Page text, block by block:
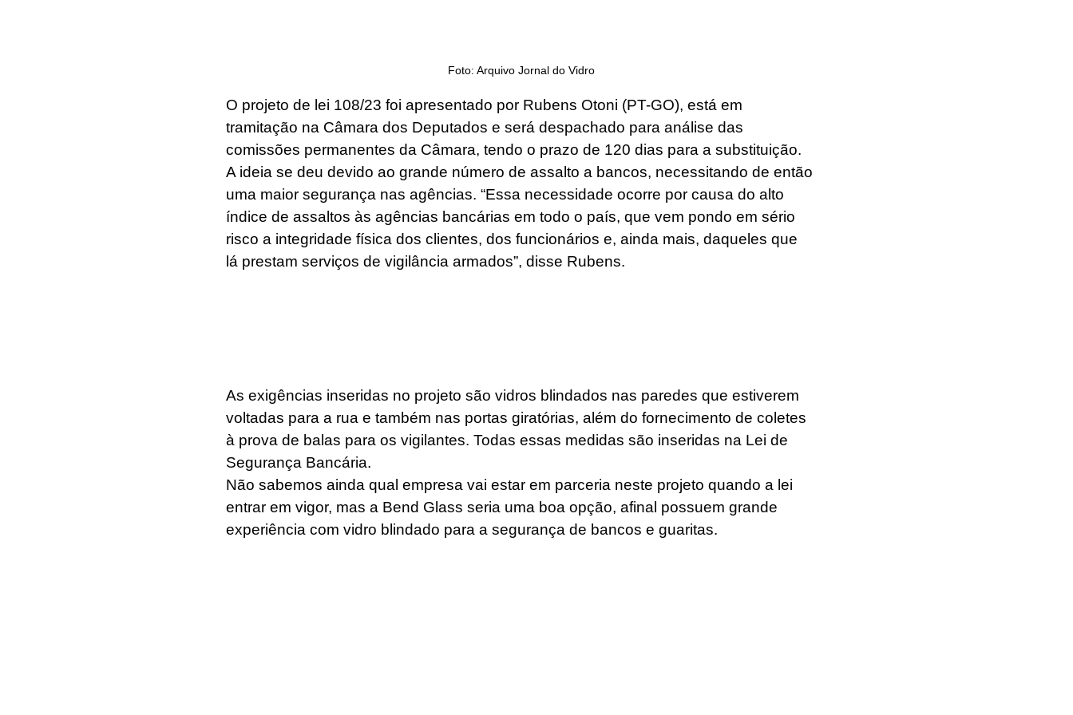
Foto: Arquivo Jornal do Vidro
O projeto de lei 108/23 foi apresentado por Rubens Otoni (PT-GO), está em
tramitação na Câmara dos Deputados e será despachado para análise das
comissões permanentes da Câmara, tendo o prazo de 120 dias para a substituição.
A ideia se deu devido ao grande número de assalto a bancos, necessitando de então
uma maior segurança nas agências. “Essa necessidade ocorre por causa do alto
índice de assaltos às agências bancárias em todo o país, que vem pondo em sério
risco a integridade física dos clientes, dos funcionários e, ainda mais, daqueles que
lá prestam serviços de vigilância armados”, disse Rubens.
As exigências inseridas no projeto são vidros blindados nas paredes que estiverem
voltadas para a rua e também nas portas giratórias, além do fornecimento de coletes
à prova de balas para os vigilantes. Todas essas medidas são inseridas na Lei de
Segurança Bancária.
Não sabemos ainda qual empresa vai estar em parceria neste projeto quando a lei
entrar em vigor, mas a Bend Glass seria uma boa opção, afinal possuem grande
experiência com vidro blindado para a segurança de bancos e guaritas.